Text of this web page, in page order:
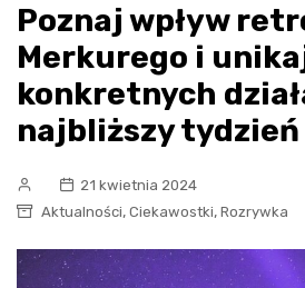
Poznaj wpływ
Merkurego i
konkretnych
najbliższy tydzień
21 kwietnia 2024
Aktualności, Ciekawostki, Rozrywka